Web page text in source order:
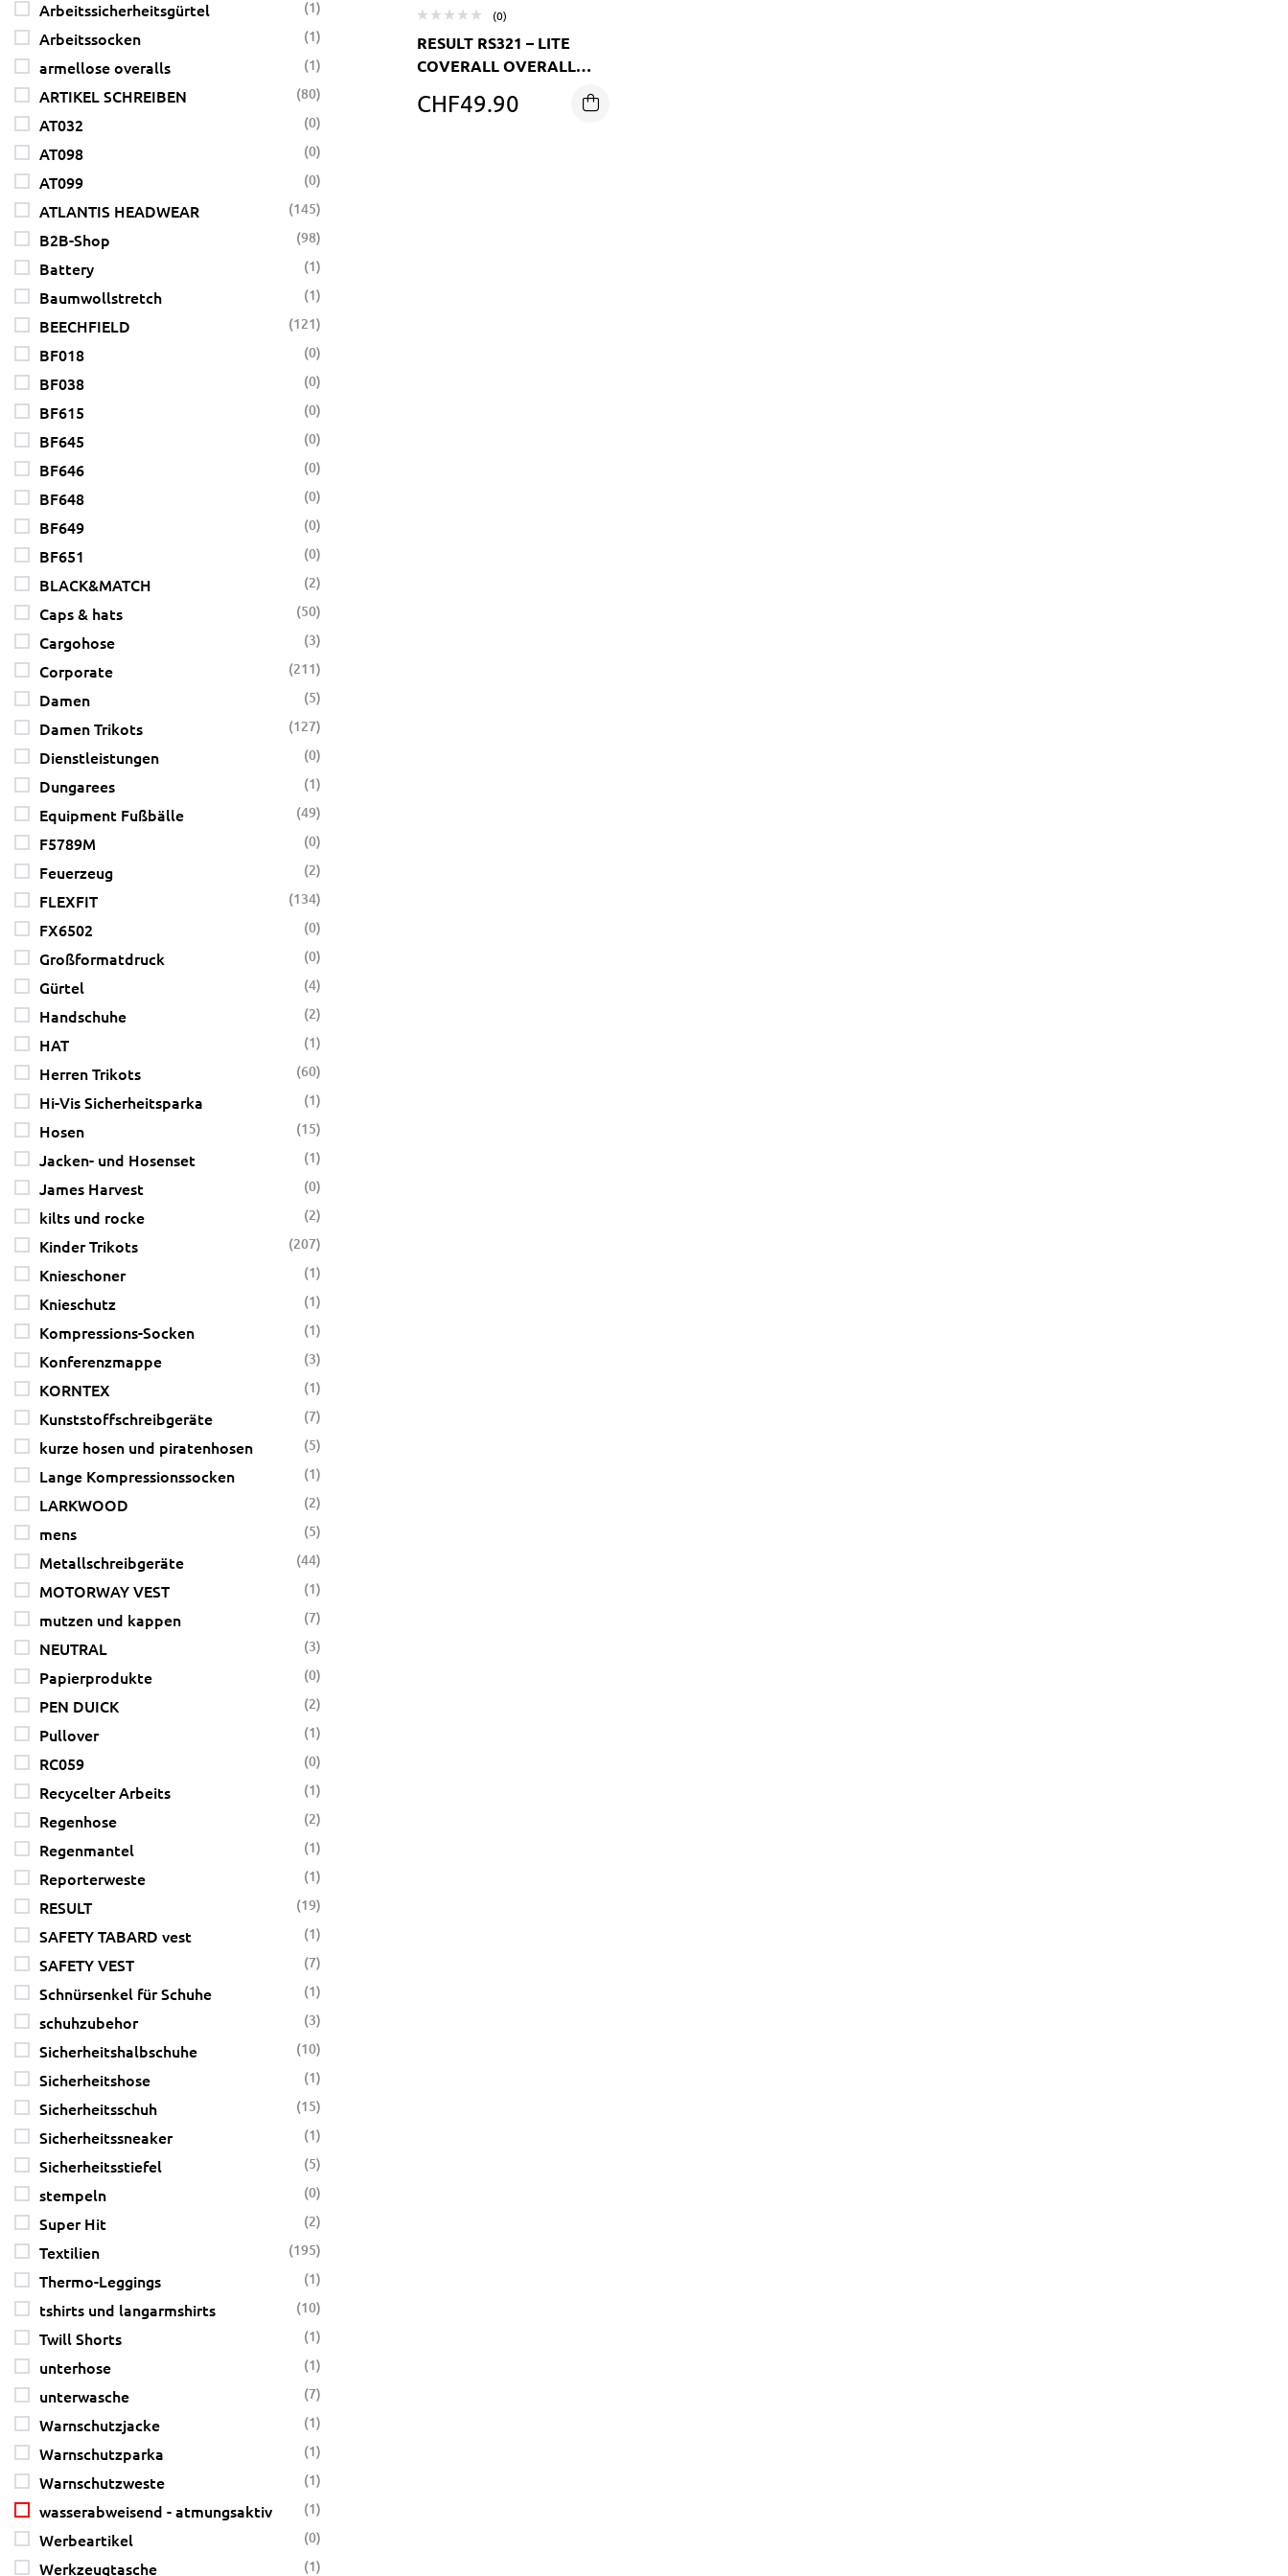
(0)
RESULT RS321 – LITE
COVERALL OVERALL
ATMUNGSAKTIV
CHF49.90
Arbeitssicherheitsgürtel (1)
Arbeitssocken (1)
armellose overalls (1)
ARTIKEL SCHREIBEN (80)
AT032 (0)
AT098 (0)
AT099 (0)
ATLANTIS HEADWEAR (145)
B2B-Shop (98)
Battery (1)
Baumwollstretch (1)
BEECHFIELD (121)
BF018 (0)
BF038 (0)
BF615 (0)
BF645 (0)
BF646 (0)
BF648 (0)
BF649 (0)
BF651 (0)
BLACK&MATCH (2)
Caps & hats (50)
Cargohose (3)
Corporate (211)
Damen (5)
Damen Trikots (127)
Dienstleistungen (0)
Dungarees (1)
Equipment Fußbälle (49)
F5789M (0)
Feuerzeug (2)
FLEXFIT (134)
FX6502 (0)
Großformatdruck (0)
Gürtel (4)
Handschuhe (2)
HAT (1)
Herren Trikots (60)
Hi-Vis Sicherheitsparka (1)
Hosen (15)
Jacken- und Hosenset (1)
James Harvest (0)
kilts und rocke (2)
Kinder Trikots (207)
Knieschoner (1)
Knieschutz (1)
Kompressions-Socken (1)
Konferenzmappe (3)
KORNTEX (1)
Kunststoffschreibgeräte (7)
kurze hosen und piratenhosen (5)
Lange Kompressionssocken (1)
LARKWOOD (2)
mens (5)
Metallschreibgeräte (44)
MOTORWAY VEST (1)
mutzen und kappen (7)
NEUTRAL (3)
Papierprodukte (0)
PEN DUICK (2)
Pullover (1)
RC059 (0)
Recycelter Arbeits (1)
Regenhose (2)
Regenmantel (1)
Reporterweste (1)
RESULT (19)
SAFETY TABARD vest (1)
SAFETY VEST (7)
Schnürsenkel für Schuhe (1)
schuhzubehor (3)
Sicherheitshalbschuhe (10)
Sicherheitshose (1)
Sicherheitsschuh (15)
Sicherheitssneaker (1)
Sicherheitsstiefel (5)
stempeln (0)
Super Hit (2)
Textilien (195)
Thermo-Leggings (1)
tshirts und langarmshirts (10)
Twill Shorts (1)
unterhose (1)
unterwasche (7)
Warnschutzjacke (1)
Warnschutzparka (1)
Warnschutzweste (1)
wasserabweisend - atmungsaktiv (1)
Werbeartikel (0)
Werkzeugtasche (1)